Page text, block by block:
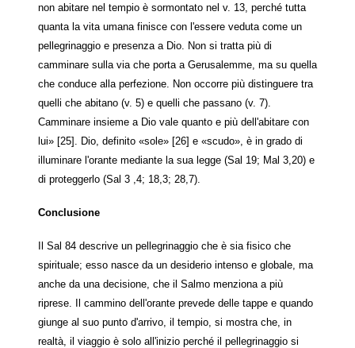
non abitare nel tempio è sormontato nel v. 13, perché tutta
quanta la vita umana finisce con l'essere veduta come un
pellegrinaggio e presenza a Dio. Non si tratta più di
camminare sulla via che porta a Gerusalemme, ma su quella
che conduce alla perfezione. Non occorre più distinguere tra
quelli che abitano (v. 5) e quelli che passano (v. 7).
Camminare insieme a Dio vale quanto e più dell'abitare con
lui» [25]. Dio, definito «sole» [26] e «scudo», è in grado di
illuminare l'orante mediante la sua legge (Sal 19; Mal 3,20) e
di proteggerlo (Sal 3 ,4; 18,3; 28,7).
Conclusione
Il Sal 84 descrive un pellegrinaggio che è sia fisico che
spirituale; esso nasce da un desiderio intenso e globale, ma
anche da una decisione, che il Salmo menziona a più
riprese. Il cammino dell'orante prevede delle tappe e quando
giunge al suo punto d'arrivo, il tempio, si mostra che, in
realtà, il viaggio è solo all'inizio perché il pellegrinaggio si